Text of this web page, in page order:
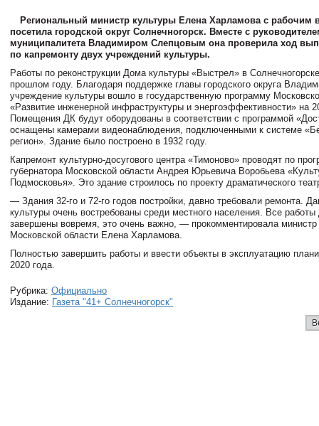
Региональный министр культуры Елена Харламова с рабочим
посетила городской округ Солнечногорск. Вместе с
муниципалитета Владимиром Слепцовым она проверила ход
по капремонту двух учреждений культуры.
Работы по реконструкции Дома культуры «Выстрел» в
прошлом году. Благодаря поддержке главы городского округа
учреждение культуры вошло в государственную программу
«Развитие инженерной инфраструктуры и энергоэффективности» на
Помещения ДК будут оборудованы в соответствии с программой
оснащены камерами видеонаблюдения, подключенными к системе
регион». Здание было построено в 1932 году.
Капремонт культурно-досугового центра «Тимоново» проводят по
губернатора Московской области Андрея Юрьевича Воробьева
Подмосковья». Это здание строилось по проекту драматического
— Здания 32-го и 72-го годов постройки, давно требовали ремонта.
культуры очень востребованы среди местного населения. Все
завершены вовремя, это очень важно, — прокомментировала министр
Московской области Елена Харламова.
Полностью завершить работы и ввести объекты в эксплуатацию
2020 года.
Рубрика: Официально
Издание: Газета "41+ Солнечногорск"